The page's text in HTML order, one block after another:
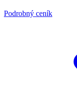
Podrobný ceník